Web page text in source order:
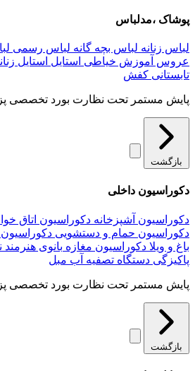
پوشاک ،مدلباس
لباس زنانه لباس بچه گانه لباس رسمی
عروس آموزش خیاطی استایل استایل
تابستانی کفش
پایش مستمر تحت نظارت بورد تخصصی
بازگشت
دکوراسیون داخلی
دکوراسیون آشپزخانه دکوراسیون اتاق
دکوراسیون حمام و دستشویی
باغ و ویلا دکوراسیون مغازه بانوی هنرمند
پاکیزگی دستگاه تصفیه آب مبل
پایش مستمر تحت نظارت بورد تخصصی
بازگشت